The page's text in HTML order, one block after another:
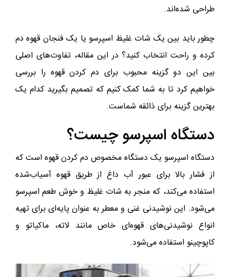
طراحی شده‌اند.
چطور باید بین یک شات غلیظ اسپرسو یا یک فنجان قهوه دم
کرده و راحت انتخاب کنید؟ در این مقاله، تفاوت‌های اصلی
بین این دو گزینه محبوب برای دم کردن قهوه را بررسی
خواهیم کرد تا به شما کمک کنیم که تصمیم بگیرید کدام یک
بهترین گزینه برای ذائقه شماست.
دستگاه اسپرسو چیست؟
دستگاه اسپرسو یک دستگاه مخصوص دم کردن قهوه است که
از فشار بالا برای عبور آب داغ از طریق قهوه آسیاب‌شده
استفاده می‌کند، که منجر به شات غلیظ و خوش طعم اسپرسو
می‌شود. این نوشیدنی غنی و معطر به عنوان پایه‌ای برای تهیه
انواع نوشیدنی‌های قهوه‌ای خاص مانند لاته، ماکیاتو و
کاپوچینو استفاده می‌شود.